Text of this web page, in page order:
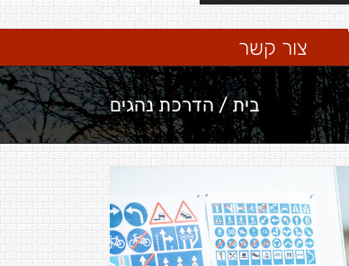
צור קשר
בית / הדרכת נהגים